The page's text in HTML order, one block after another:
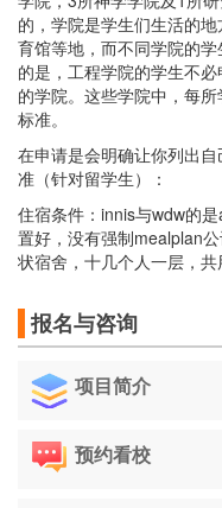
报名与咨询
项目简介
预约看校
的，学院是学生们生活的
育馆等地，而不同学院的
的是，工程学院的学生不
的学院。这些学院中，每
标准。
在申请是会明确让你列出
准（针对留学生）：
住宿条件：innis与wdw的
置好，没有强制mealplan
状宿舍，十几个人一层，共